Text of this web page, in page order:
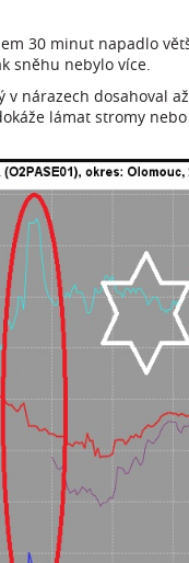
30 minut napadlo
sněhu nebylo více.
nárazech dosahoval
lámat stromy